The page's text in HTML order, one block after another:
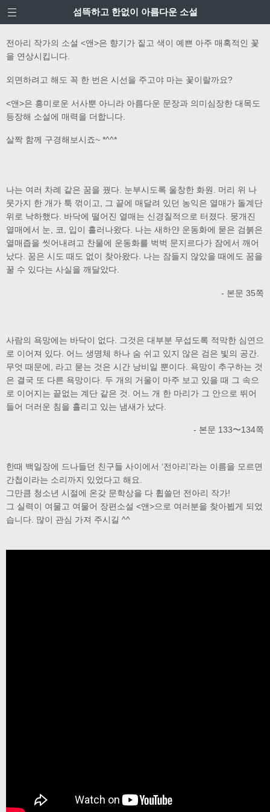
섬뜩하고 한없이 아름다운 소설
전아리 작가의 소설 <앤>은 향기가 짙고 색이 예쁜 아주 매혹적인 꽃
을 연상시킵니다.
외면하려고 해도 꼭 한 번은 시선을 주고야 마는 꽃이랄까요?
<앤>은 흥미로운 서사뿐 아니라 아름다운 문장과 의미심장한 대목도
등장해 소설에 매력을 더합니다.
살짝 함께 구경해보시죠~ *^^*
나는 여러 차례 같은 꿈을 꿨다. 눈부시도록 울창한 화원. 머리 위 나
뭇가지 한 개가 툭 꺾이고, 그 끝에 매달려 있던 농익은 열매가 돌계단
위로 낙하했다. 바닥에 떨어진 열매는 신경질적으로 터졌다. 뭉개진
열매에서 눈, 코, 입이 흘러나왔다. 나는 새하얀 운동화에 묻은 검붉은
열매즙을 씻어내려고 찬물에 운동화를 벅벅 문지르다가 잠에서 깨어
났다. 꿈은 시도 때도 없이 찾아왔다. 나는 잠들지 않았을 때에도 꿈을
꿀 수 있다는 사실을 깨달았다.
- 본문 35쪽
사람의 욕망에는 바닥이 없다. 그것은 대부분 무섭도록 적막한 심연으
로 이어져 있다. 어느 생명체 하나 숨 쉬고 있지 않은 검은 빛의 공간.
무엇 때문에, 라고 묻는 것은 시간 낭비일 뿐이다. 욕망이 추구하는 것
은 결국 또 다른 욕망이다. 두 개의 거울이 마주 보고 있을 때 그 속으
로 이어지는 끝없는 계단 같은 것. 어느 개 한 마리가 그 안으로 뛰어
들어 더러운 침을 흘리고 있는 냄새가 났다.
- 본문 133〜134쪽
한때 백일장에 드나들던 친구들 사이에서 ‘전아리’라는 이름을 모르면
간첩이라는 소리까지 있었다고 해요.
그만큼 청소년 시절에 온갖 문학상을 다 휩쓸던 전아리 작가!
그 실력이 여물고 여물어 장편소설 <앤>으로 여러분을 찾아뵙게 되었
습니다. 많이 관심 가져 주시길 ^^